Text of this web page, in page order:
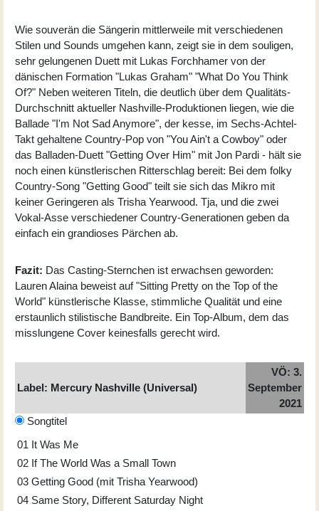
Wie souverän die Sängerin mittlerweile mit verschiedenen
Stilen und Sounds umgehen kann, zeigt sie in dem souligen,
sehr gelungenen Duett mit Lukas Forchhamer von der
dänischen Formation "Lukas Graham" "What Do You Think
Of?" Neben weiteren Titeln, die deutlich über dem Qualitäts-
Durchschnitt aktueller Nashville-Produktionen liegen, wie die
Ballade "I'm Not Sad Anymore", der kesse, im Sechs-Achtel-
Takt gehaltene Country-Pop von "You Ain't a Cowboy" oder
das Balladen-Duett "Getting Over Him" mit Jon Pardi - hält sie
noch einen künstlerischen Ritterschlag bereit: Bei dem folky
Country-Song "Getting Good" teilt sie sich das Mikro mit
keiner Geringeren als Trisha Yearwood. Tja, und die zwei
Vokal-Asse verschiedener Country-Generationen geben da
einfach ein grandioses Pärchen ab.
Fazit: Das Casting-Sternchen ist erwachsen geworden:
Lauren Alaina beweist auf "Sitting Pretty on the Top of the
World" künstlerische Klasse, stimmliche Qualität und eine
erstaunlich stilistische Bandbreite. Ein Top-Album, dem das
misslungene Cover keinesfalls gerecht wird.
Label: Mercury Nashville (Universal)
VÖ: 3.
September
2021
Songtitel
01 It Was Me
02 If The World Was a Small Town
03 Getting Good (mit Trisha Yearwood)
04 Same Story, Different Saturday Night